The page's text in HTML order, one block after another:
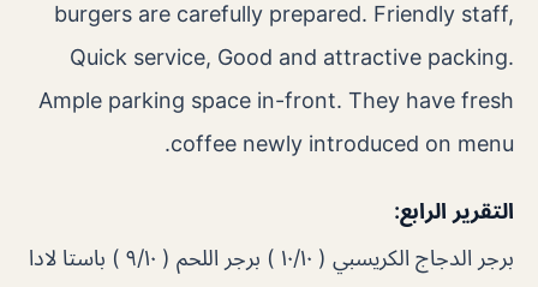
burgers are carefully prepared. Friendly staff,
Quick service, Good and attractive packing.
Ample parking space in-front. They have fresh
coffee newly introduced on menu.
التقرير الرابع:
برجر الدجاج الكريسبي ( ١٠/١٠ ) برجر اللحم ( ٩/١٠ ) باستا لادا